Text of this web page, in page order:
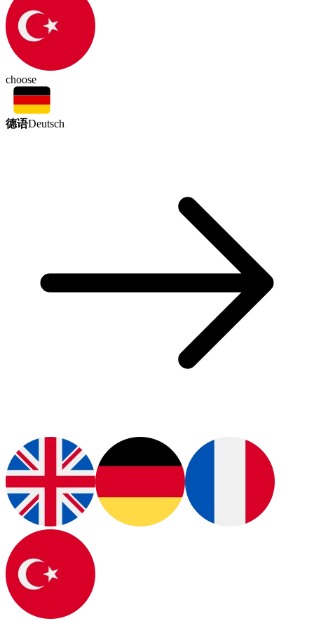
choose
德语Deutsch